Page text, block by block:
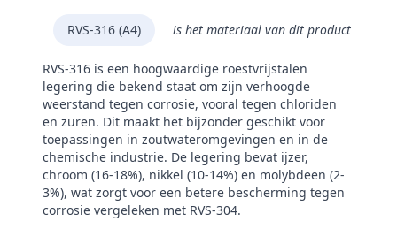
RVS-316 (A4) is het materiaal van dit product
RVS-316 is een hoogwaardige roestvrijstalen
legering die bekend staat om zijn verhoogde
weerstand tegen corrosie, vooral tegen chloriden
en zuren. Dit maakt het bijzonder geschikt voor
toepassingen in zoutwateromgevingen en in de
chemische industrie. De legering bevat ijzer,
chroom (16-18%), nikkel (10-14%) en molybdeen (2-
3%), wat zorgt voor een betere bescherming tegen
corrosie vergeleken met RVS-304.